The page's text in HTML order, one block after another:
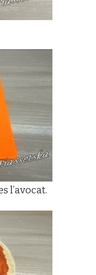
l’avocat.